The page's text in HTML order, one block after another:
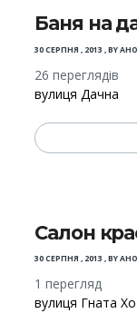
Баня на
30 СЕРПНЯ , 2013 ,BY
26 переглядів
вулиця Дачна
Салон
30 СЕРПНЯ , 2013 ,BY
1 перегляд
вулиця Гната